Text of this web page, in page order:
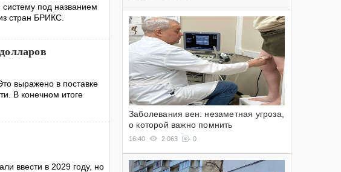
под названием
стран БРИКС.
выражено в поставке
В конечном итоге
ввести в 2029 году, но
Заболевания вен: незаметная угроза,
о которой важно помнить
16:40 2 063 0